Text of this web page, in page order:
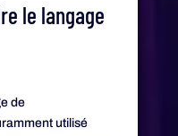
le langage
de
utilisé